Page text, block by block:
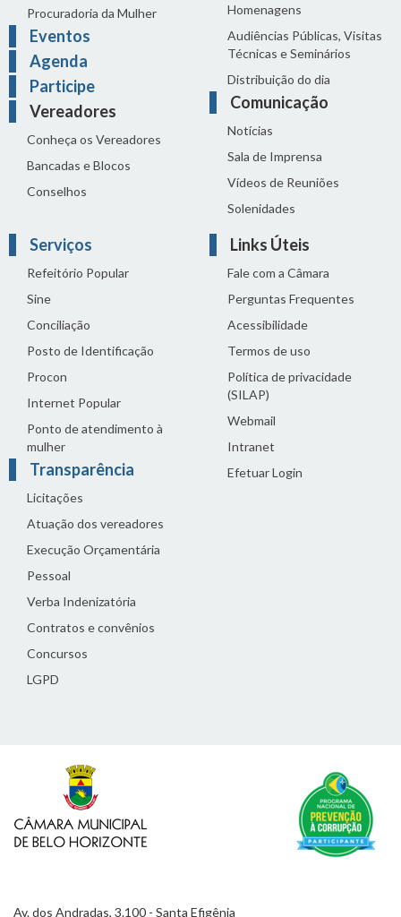
Procuradoria da Mulher
Eventos
Agenda
Participe
Vereadores
Conheça os Vereadores
Bancadas e Blocos
Conselhos
Homenagens
Audiências Públicas, Visitas
Técnicas e Seminários
Distribuição do dia
Comunicação
Notícias
Sala de Imprensa
Vídeos de Reuniões
Solenidades
Serviços
Refeitório Popular
Sine
Conciliação
Posto de Identificação
Procon
Internet Popular
Ponto de atendimento à
mulher
Transparência
Licitações
Atuação dos vereadores
Execução Orçamentária
Pessoal
Verba Indenizatória
Contratos e convênios
Concursos
LGPD
Links Úteis
Fale com a Câmara
Perguntas Frequentes
Acessibilidade
Termos de uso
Política de privacidade
(SILAP)
Webmail
Intranet
Efetuar Login
Av. dos Andradas, 3.100 - Santa Efigênia